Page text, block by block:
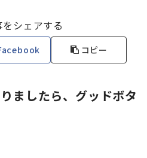
をシェアする
コピー
ましたら、グッドボタ